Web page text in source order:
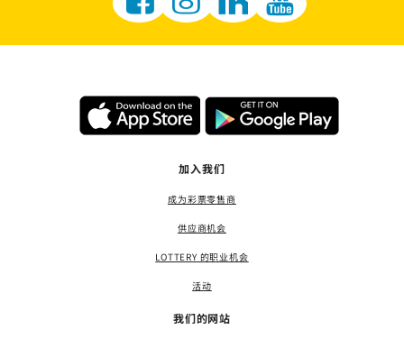
加入我们
成为彩票零售商
供应商机会
LOTTERY 的职业机会
活动
我们的网站